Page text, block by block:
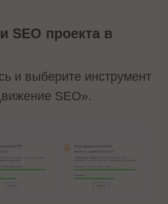
SEO проекта в
и выберите инструмент
SEO».